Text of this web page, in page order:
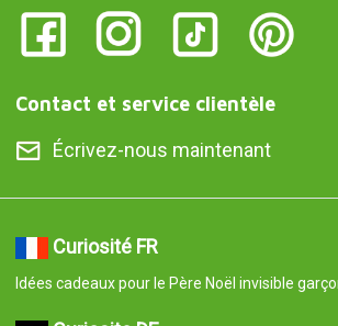
Contact et service clientèle
Écrivez-nous maintenant
Curiosité FR
Idées cadeaux pour le Père Noël invisible